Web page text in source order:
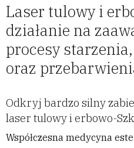
Laser tulowy i
działanie na
procesy
oraz
Odkryj bardzo silny
laser tulowy i erbowo-
Współczesna medycyna